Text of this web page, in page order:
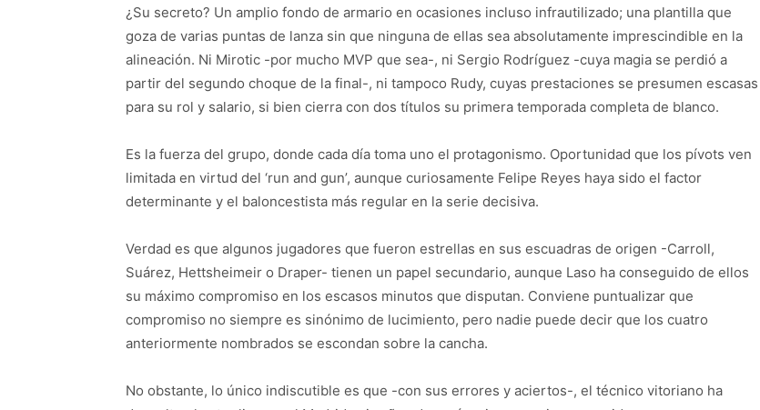
¿Su secreto? Un amplio fondo de armario en ocasiones incluso infrautilizado; una plantilla que
goza de varias puntas de lanza sin que ninguna de ellas sea absolutamente imprescindible en la
alineación. Ni Mirotic -por mucho MVP que sea-, ni Sergio Rodríguez -cuya magia se perdió a
partir del segundo choque de la final-, ni tampoco Rudy, cuyas prestaciones se presumen escasas
para su rol y salario, si bien cierra con dos títulos su primera temporada completa de blanco.
Es la fuerza del grupo, donde cada día toma uno el protagonismo. Oportunidad que los pívots ven
limitada en virtud del ‘run and gun’, aunque curiosamente Felipe Reyes haya sido el factor
determinante y el baloncestista más regular en la serie decisiva.
Verdad es que algunos jugadores que fueron estrellas en sus escuadras de origen -Carroll,
Suárez, Hettsheimeir o Draper- tienen un papel secundario, aunque Laso ha conseguido de ellos
su máximo compromiso en los escasos minutos que disputan. Conviene puntualizar que
compromiso no siempre es sinónimo de lucimiento, pero nadie puede decir que los cuatro
anteriormente nombrados se escondan sobre la cancha.
No obstante, lo único indiscutible es que -con sus errores y aciertos-, el técnico vitoriano ha